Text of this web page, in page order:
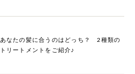
あなたの髪に合うのはどっち？ 2種類の
トリートメントをご紹介♪